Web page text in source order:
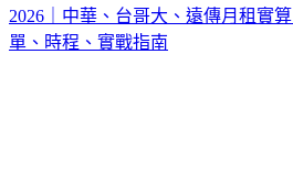
2026｜中華、台哥大、遠傳月租實算
單、時程、實戰指南